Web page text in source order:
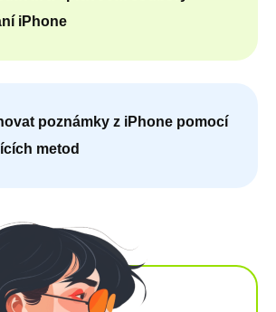
iPhone
poznámky z iPhone pomocí
metod